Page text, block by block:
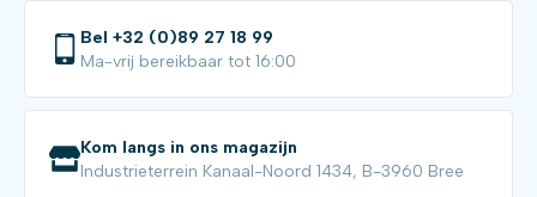
Bel +32 (0)89 27 18 99
Ma-vrij bereikbaar tot 16:00
Kom langs in ons magazijn
Industrieterrein Kanaal-Noord 1434, B-3960 Bree